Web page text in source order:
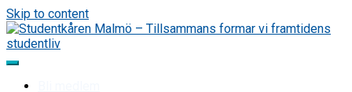
Skip to content